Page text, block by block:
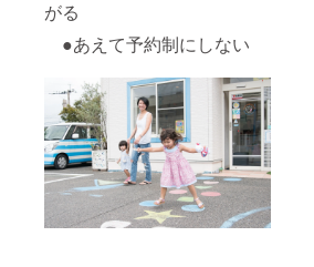
がる
●あえて予約制にしない